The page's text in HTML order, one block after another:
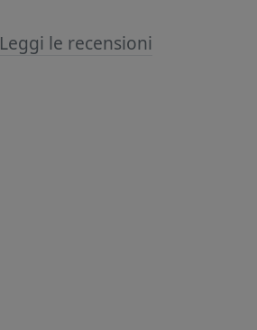
Leggi le recensioni